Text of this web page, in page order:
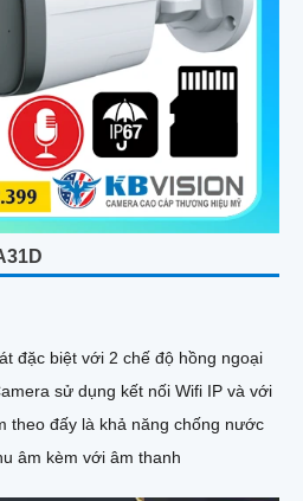
đặc biệt với 2 chế độ hồng ngoại
theo đấy là khả năng chống nước
âm kèm với âm thanh